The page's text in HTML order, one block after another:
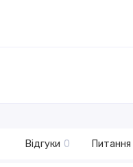
Відгуки 0 Питання